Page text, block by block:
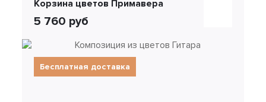
Корзина цветов Примавера
5 760 руб
Бесплатная доставка